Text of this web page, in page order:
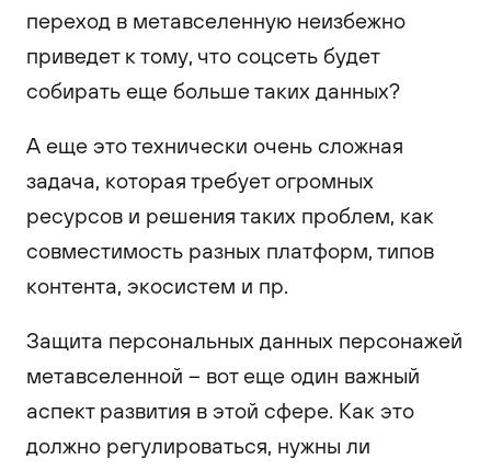
переход в метавселенную неизбежно
приведет к тому, что соцсеть будет
собирать еще больше таких данных?
А еще это технически очень сложная
задача, которая требует огромных
ресурсов и решения таких проблем, как
совместимость разных платформ, типов
контента, экосистем и пр.
Защита персональных данных персонажей
метавселенной – вот еще один важный
аспект развития в этой сфере. Как это
должно регулироваться, нужны ли